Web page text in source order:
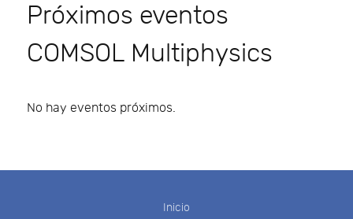
Próximos eventos
COMSOL Multiphysics
No hay eventos próximos.
Inicio